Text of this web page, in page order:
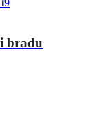
bradu